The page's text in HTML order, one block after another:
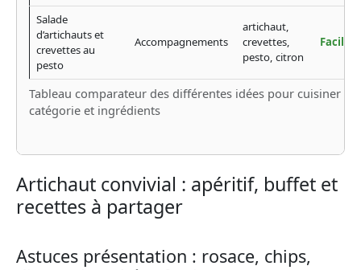
Tableau comparateur des différentes idées pour cuisiner
catégorie et ingrédients
Salade
d’artichauts et
crevettes au
pesto
Accompagnements
artichaut,
crevettes,
pesto, citron
Facile
Artichaut convivial : apéritif, buffet et
recettes à partager
Astuces présentation : rosace, chips,